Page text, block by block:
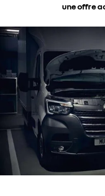
une offre